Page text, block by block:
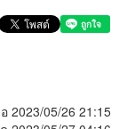
2023/05/26 21:15